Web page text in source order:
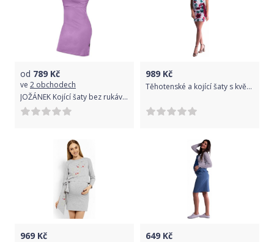
od 789 Kč
ve 2 obchodech
JOŽÁNEK Kojící šaty bez rukávů ELENA - lila
989 Kč
Těhotenské a kojící šaty s květinovým potiskem, s mašlí - červené/bordó, Velikosti těh. moda S (36)
969 Kč 649 Kč